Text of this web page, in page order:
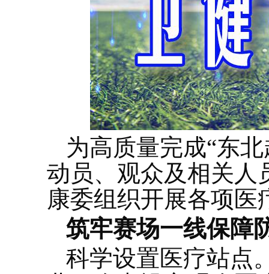
为高质量完成“东
动员、观众及相关人
康委组织开展各项医
筑牢赛场一线保障
科学设置医疗站点